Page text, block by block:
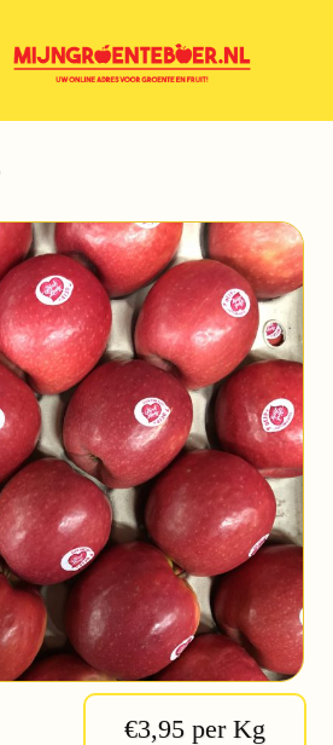
€3,95 per Kg